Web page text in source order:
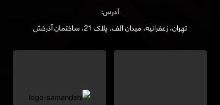
آدرس:
تهران، زعفرانیه، میدان الف، پلاک 21، ساختمان آذرخش